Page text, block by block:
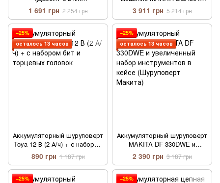
аккумуляторами)
1 691 грн 2 254 грн
(Болгарка)
3 911 грн 5 214 грн
−25%
осталось 13 часов
Аккумуляторный шуруповерт
Toya 12 В (2 А/ч) + с набором
бит и торцевых головок
890 грн 1 187 грн
−25%
осталось 13 часов
Аккумуляторный шуруповерт
MAKITA DF 330DWE и
увеличенный набор
инструментов в кейсе
(Шуруповерт Макита)
2 390 грн 3 187 грн
−25%
−25%